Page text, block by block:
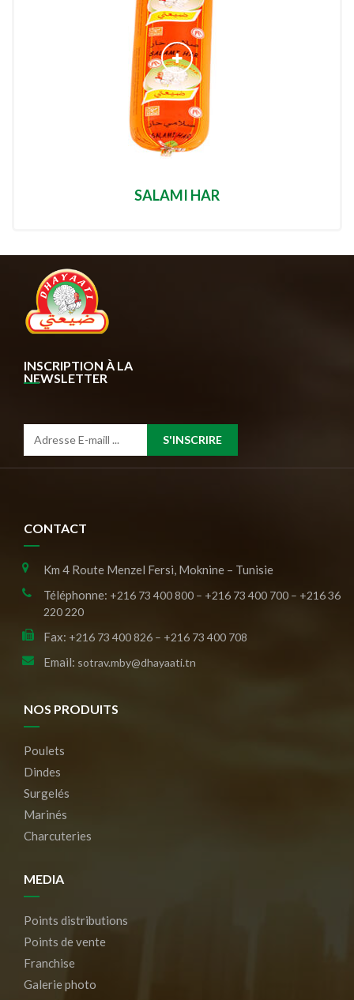
SALAMI HAR
INSCRIPTION À LA
NEWSLETTER
S'INSCRIRE
CONTACT
Km 4 Route Menzel Fersi, Moknine – Tunisie
Téléphonne: +216 73 400 800 – +216 73 400 700 – +216 36
220 220
Fax: +216 73 400 826 – +216 73 400 708
Email: sotrav.mby@dhayaati.tn
NOS PRODUITS
Poulets
Dindes
Surgelés
Marinés
Charcuteries
MEDIA
Points distributions
Points de vente
Franchise
Galerie photo